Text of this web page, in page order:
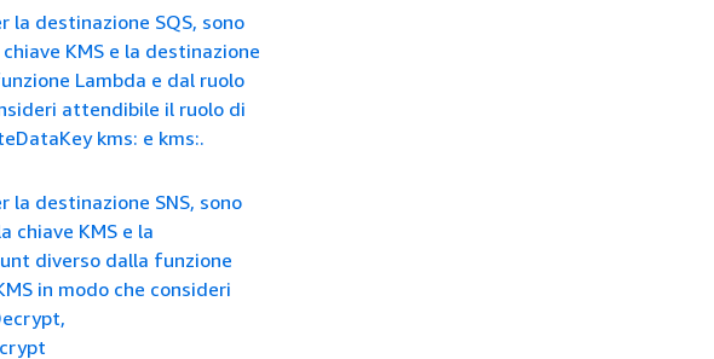
la destinazione SQS, sono
chiave KMS e la destinazione
Lambda e dal ruolo
attendibile il ruolo di
kms: e kms:.
la destinazione SNS, sono
chiave KMS e la
diverso dalla funzione
in modo che consideri